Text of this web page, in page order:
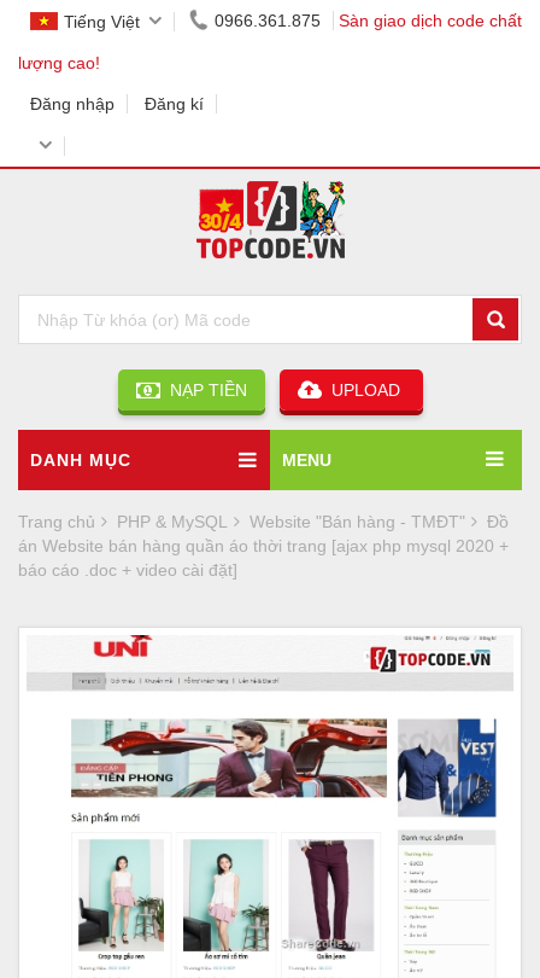
Tiếng Việt 0966.361.875 Sàn giao dịch code chất
lượng cao!
Đăng nhập Đăng kí
NẠP TIỀN UPLOAD
DANH MỤC MENU
Trang chủ PHP & MySQL Website "Bán hàng - TMĐT"
Đồ
án Website bán hàng quần áo thời trang [ajax php mysql 2020 +
báo cáo .doc + video cài đặt]